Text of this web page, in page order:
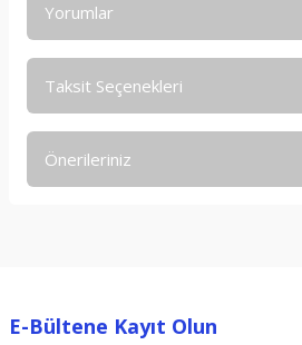
Yorumlar
Taksit Seçenekleri
Önerileriniz
Ürün resmi kalitesiz, bozuk veya
E-Bültene Kayıt Olun